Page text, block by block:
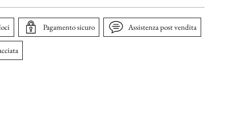
Pagamento sicuro Assistenza post vendita